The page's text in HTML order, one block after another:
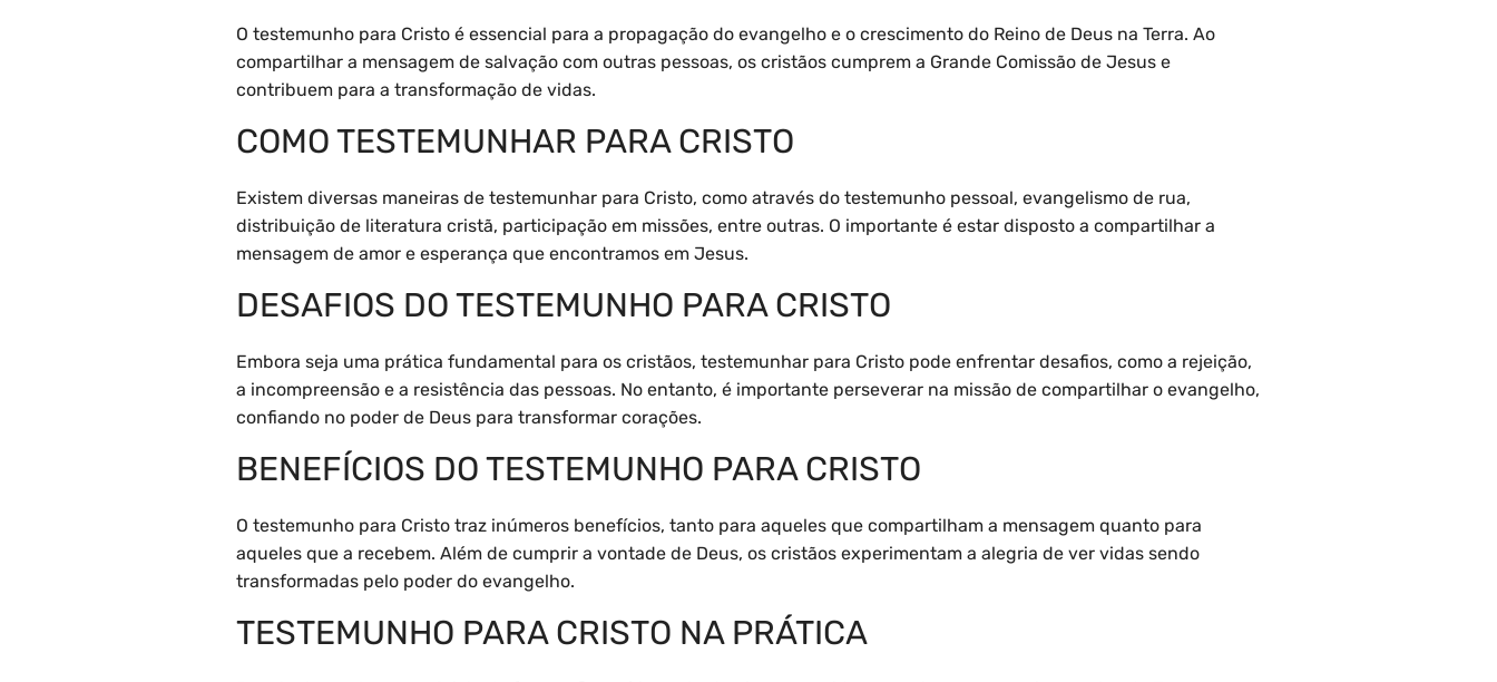
O testemunho para Cristo é essencial para a propagação do evangelho e o crescimento do Reino de Deus na Terra. Ao
compartilhar a mensagem de salvação com outras pessoas, os cristãos cumprem a Grande Comissão de Jesus e
contribuem para a transformação de vidas.
COMO TESTEMUNHAR PARA CRISTO
Existem diversas maneiras de testemunhar para Cristo, como através do testemunho pessoal, evangelismo de rua,
distribuição de literatura cristã, participação em missões, entre outras. O importante é estar disposto a compartilhar a
mensagem de amor e esperança que encontramos em Jesus.
DESAFIOS DO TESTEMUNHO PARA CRISTO
Embora seja uma prática fundamental para os cristãos, testemunhar para Cristo pode enfrentar desafios, como a rejeição,
a incompreensão e a resistência das pessoas. No entanto, é importante perseverar na missão de compartilhar o evangelho,
confiando no poder de Deus para transformar corações.
BENEFÍCIOS DO TESTEMUNHO PARA CRISTO
O testemunho para Cristo traz inúmeros benefícios, tanto para aqueles que compartilham a mensagem quanto para
aqueles que a recebem. Além de cumprir a vontade de Deus, os cristãos experimentam a alegria de ver vidas sendo
transformadas pelo poder do evangelho.
TESTEMUNHO PARA CRISTO NA PRÁTICA